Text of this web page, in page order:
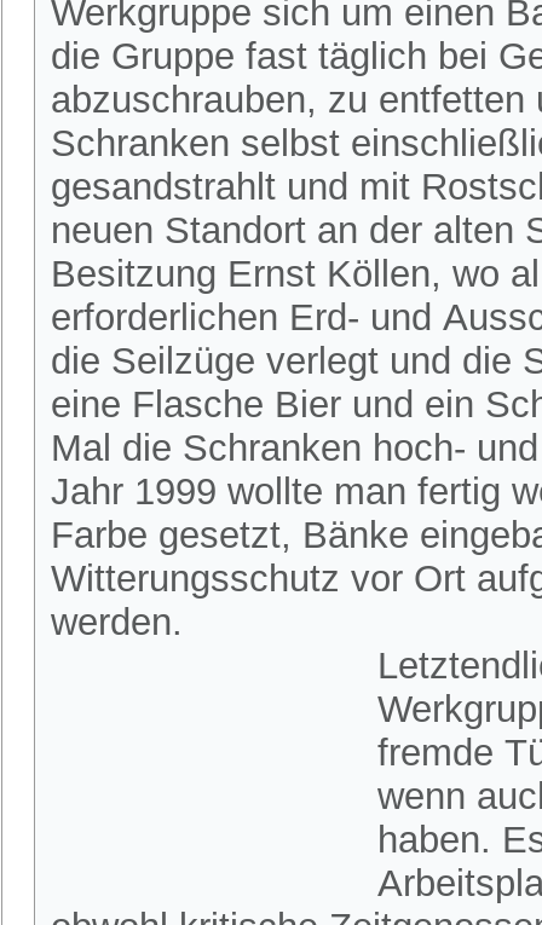
Werkgruppe sich um einen
die Gruppe fast täglich bei
abzuschrauben, zu
Schranken selbst
gesandstrahlt und mit
neuen Standort an der alten
Besitzung Ernst Köllen, wo
erforderlichen Erd- und
die Seilzüge verlegt und die
eine Flasche Bier und ein
Mal die Schranken hoch-
Jahr 1999 wollte man fertig
Farbe gesetzt, Bänke
Witterungsschutz vor Ort
werden.
fremde
wenn
haben.